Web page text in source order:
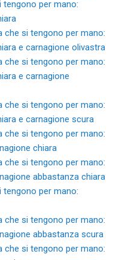
per mano:
che si tengono per mano:
e carnagione olivastra
che si tengono per mano:
e carnagione
che si tengono per mano:
e carnagione scura
che si tengono per mano:
chiara
che si tengono per mano:
abbastanza chiara
per mano:
che si tengono per mano:
abbastanza scura
che si tengono per mano: